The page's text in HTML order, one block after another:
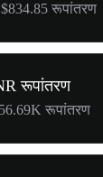
रूपांतरण
रूपांतरण
रूपांतरण